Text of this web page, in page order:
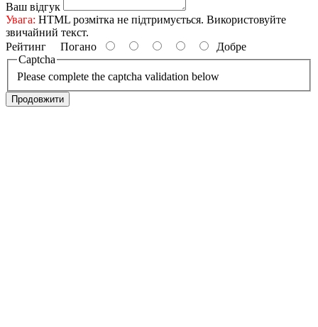
Ваш відгук
Увага: HTML розмітка не підтримується. Використовуйте
звичайний текст.
Рейтинг Погано
Добре
Captcha
Please complete the captcha validation below
Продовжити